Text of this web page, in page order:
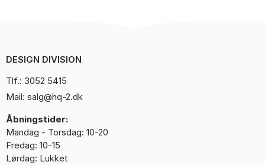
DESIGN DIVISION
Tlf.: 3052 5415
Mail: salg@hq-2.dk
Åbningstider:
Mandag - Torsdag: 10-20
Fredag: 10-15
Lørdag: Lukket